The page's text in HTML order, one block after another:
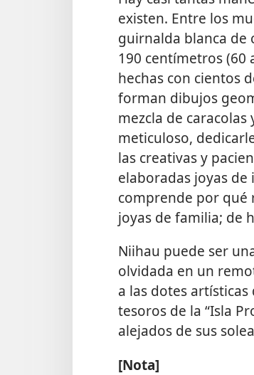
existen. Entre los
guirnalda blanca de
190 centímetros
hechas con cientos
forman dibujos
mezcla de
meticuloso,
las creativas y
elaboradas joyas de
comprende por qué
joyas de familia; de
Niihau puede ser
olvidada en un
a las dotes
tesoros de la “Isla
alejados de sus
[Nota]